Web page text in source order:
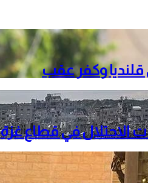
قلنديا وكفر عقب
الاحتلال في قطاع غزة